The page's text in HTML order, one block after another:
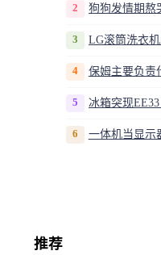
2
3
4 保姆主要负责
5
6 一体机当显示
推荐